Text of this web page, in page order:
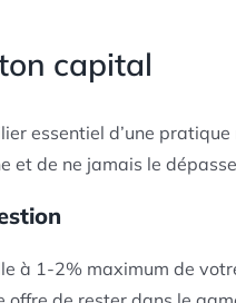
capital
essentiel d’une
et de ne jamais le
à 1-2% maximum de